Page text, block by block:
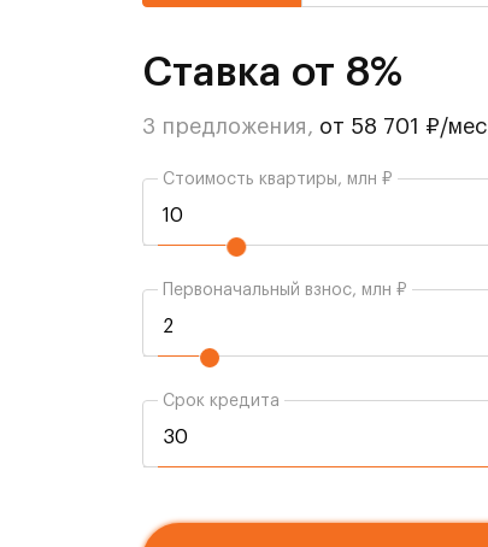
Ставка от 8%
3 предложения, от 58 701 ₽/мес
Стоимость квартиры, млн ₽
Первоначальный взнос, млн ₽
Срок кредита